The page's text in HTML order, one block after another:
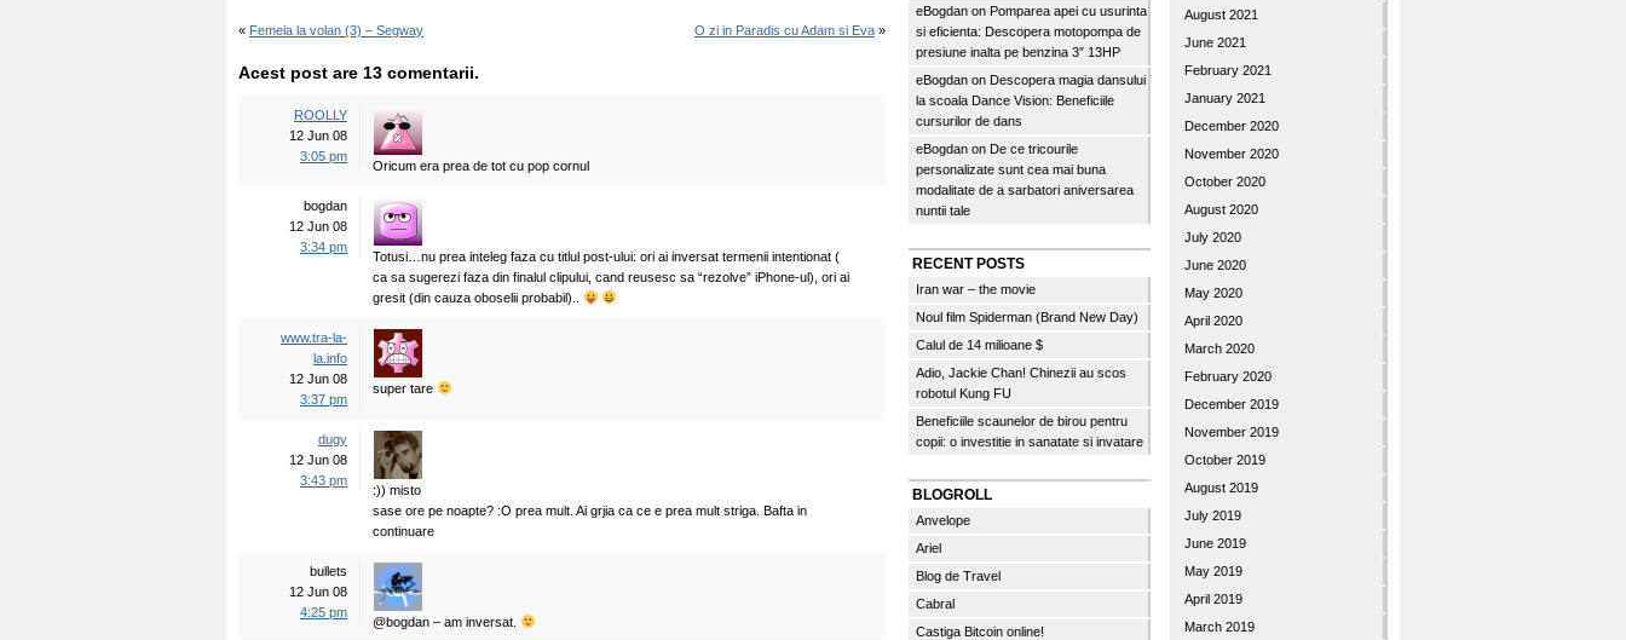
« Femeia la volan (3) – Segway O zi in Paradis cu Adam si Eva »
Acest post are 13 comentarii.
ROOLLY
12 Jun 08
3:05 pm
Oricum era prea de tot cu pop cornul
bogdan
12 Jun 08
3:34 pm
Totusi…nu prea inteleg faza cu titlul post-ului: ori ai inversat termenii intentionat (
ca sa sugerezi faza din finalul clipului, cand reusesc sa “rezolve” iPhone-ul), ori ai
gresit (din cauza oboselii probabil)..
www.tra-la-
la.info
12 Jun 08
3:37 pm
super tare
dugy
12 Jun 08
3:43 pm
:)) misto
sase ore pe noapte? :O prea mult. Ai grjia ca ce e prea mult striga. Bafta in
continuare
bullets
12 Jun 08
4:25 pm
@bogdan – am inversat.
eBogdan on Pomparea apei cu usurinta
si eficienta: Descopera motopompa de
presiune inalta pe benzina 3″ 13HP
eBogdan on Descopera magia dansului
la scoala Dance Vision: Beneficiile
cursurilor de dans
eBogdan on De ce tricourile
personalizate sunt cea mai buna
modalitate de a sarbatori aniversarea
nuntii tale
RECENT POSTS
Iran war – the movie
Noul film Spiderman (Brand New Day)
Calul de 14 milioane $
Adio, Jackie Chan! Chinezii au scos
robotul Kung FU
Beneficiile scaunelor de birou pentru
copii: o investitie in sanatate si invatare
BLOGROLL
Anvelope
Ariel
Blog de Travel
Cabral
Castiga Bitcoin online!
August 2021
June 2021
February 2021
January 2021
December 2020
November 2020
October 2020
August 2020
July 2020
June 2020
May 2020
April 2020
March 2020
February 2020
December 2019
November 2019
October 2019
August 2019
July 2019
June 2019
May 2019
April 2019
March 2019